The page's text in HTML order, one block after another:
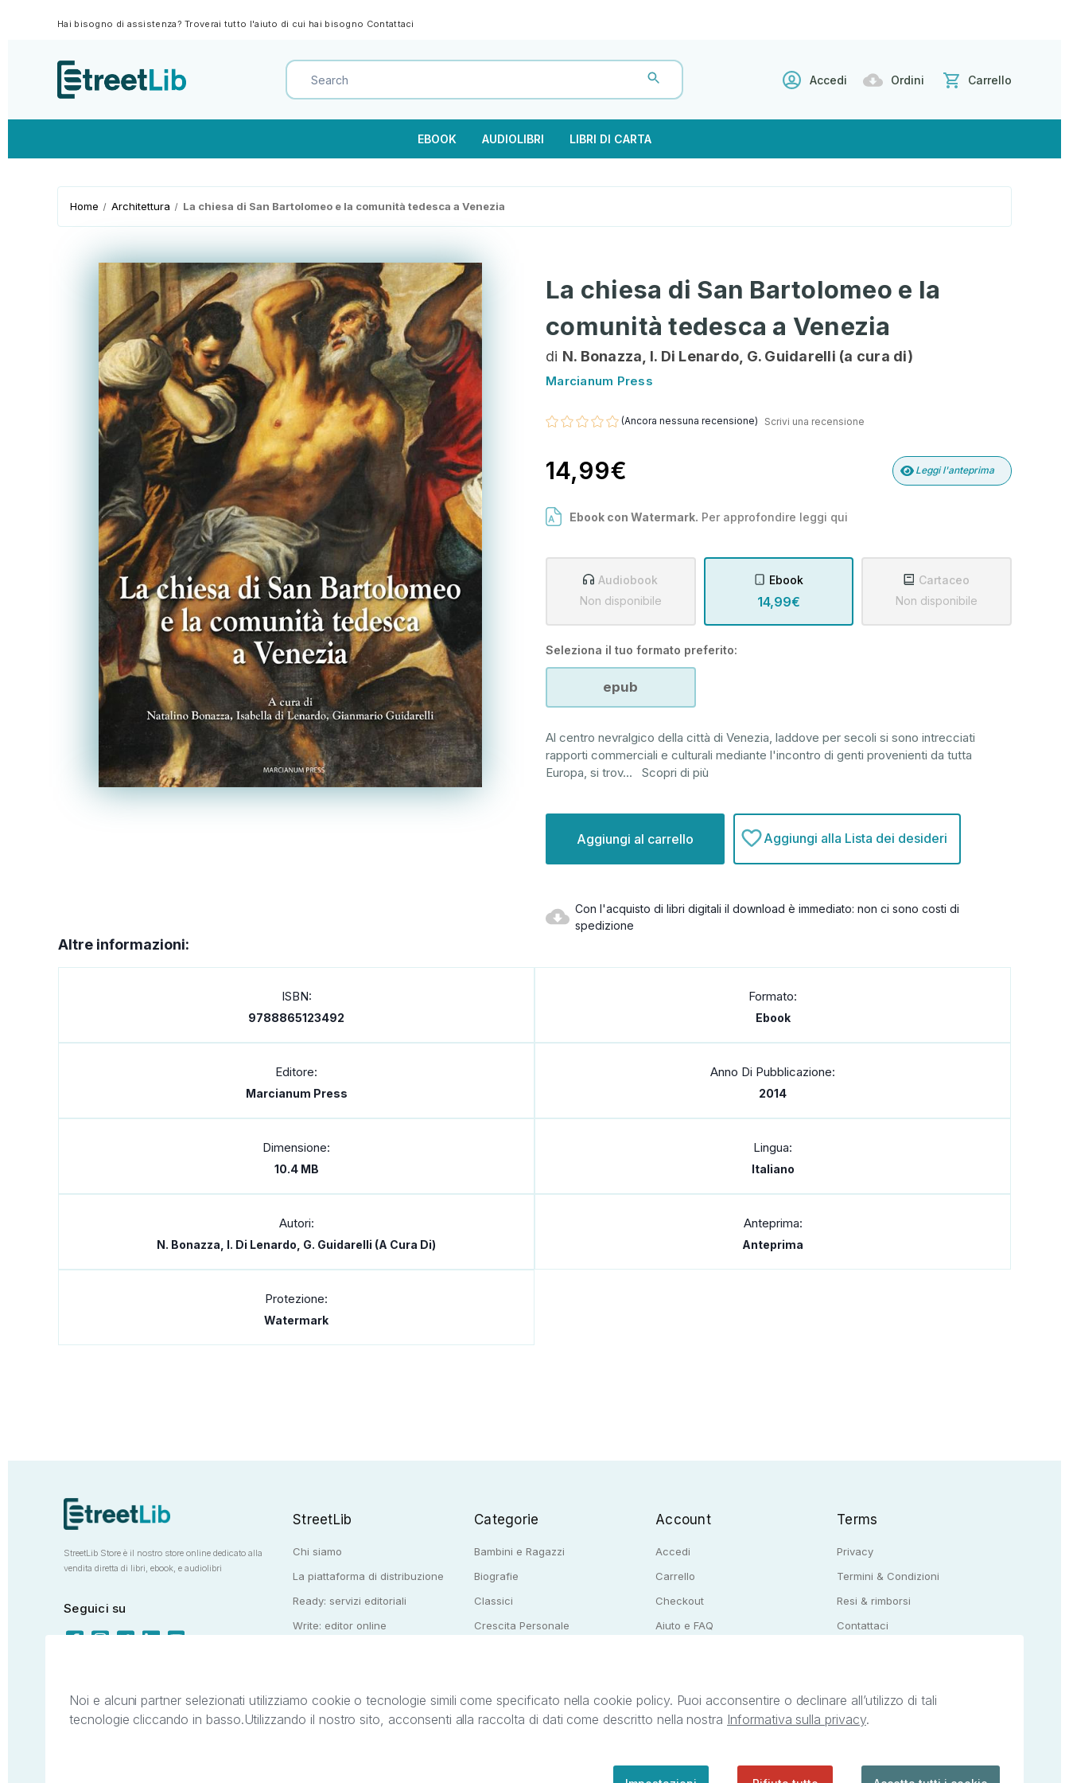
Hai bisogno di assistenza? Troverai tutto l'aiuto di cui hai bisogno Contattaci
Accedi Ordini Carrello
EBOOK AUDIOLIBRI LIBRI DI CARTA
Home Architettura La chiesa di San Bartolomeo e la comunità tedesca a Venezia
La chiesa di San Bartolomeo e la
comunità tedesca a Venezia
di N. Bonazza, I. Di Lenardo, G. Guidarelli (a cura di)
Marcianum Press
(Ancora nessuna recensione) Scrivi una recensione
14,99€ Leggi l'anteprima
Ebook con Watermark. Per approfondire leggi qui
Audiobook
Non disponibile
Ebook
14,99€
Cartaceo
Non disponibile
Seleziona il tuo formato preferito:
epub
Al centro nevralgico della città di Venezia, laddove per secoli si sono intrecciati
rapporti commerciali e culturali mediante l'incontro di genti provenienti da tutta
Europa, si trov... Scopri di più
attuale:
Aggiungi alla Lista dei desideri
Con l'acquisto di libri digitali il download è immediato: non ci sono costi di
spedizione
Altre informazioni:
ISBN:
9788865123492
Formato:
Ebook
Editore:
Marcianum Press
Anno Di Pubblicazione:
2014
Dimensione:
10.4 MB
Lingua:
Italiano
Autori:
N. Bonazza, I. Di Lenardo, G. Guidarelli (a Cura Di)
Anteprima:
Anteprima
Protezione:
Watermark
StreetLib Store è il nostro store online dedicato alla
vendita diretta di libri, ebook, e audiolibri
Seguici su
StreetLib
Chi siamo
La piattaforma di distribuzione
Ready: servizi editoriali
Write: editor online
Categorie
Bambini e Ragazzi
Biografie
Classici
Crescita Personale
Account
Accedi
Carrello
Checkout
Aiuto e FAQ
Terms
Privacy
Termini & Condizioni
Resi & rimborsi
Contattaci
Il presente sito web è di proprietà di StreetLib S.r.l. C.F. e P.IVA 05338720963. StreetLib S.r.l. è titolare di tutti i diritti di proprietà intellettuale afferenti ai marchi, loghi e
Noi e alcuni partner selezionati utilizziamo cookie o tecnologie simili come specificato nella cookie policy. Puoi acconsentire o declinare all’utilizzo di tali
tecnologie cliccando in basso.Utilizzando il nostro sito, acconsenti alla raccolta di dati come descritto nella nostra Informativa sulla privacy.